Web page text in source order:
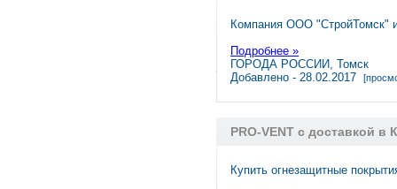
Компания ООО "СтройТомск"
Подробнее »
ГОРОДА РОССИИ, Томск
Добавлено - 28.02.2017
PRO-VENT с доставкой в
Купить огнезащитные